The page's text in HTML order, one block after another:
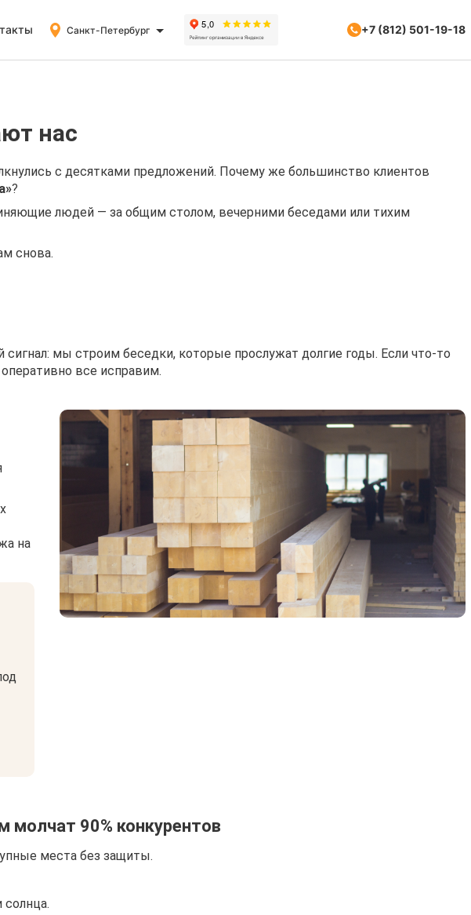
Санкт-Петербург +7 (812) 501-19-18
нас
с десятками предложений. Почему же большинство клиентов
?
людей — за общим столом, вечерними беседами или тихим
снова.
мы строим беседки, которые прослужат долгие годы. Если что-то
все исправим.
на
молчат 90% конкурентов
места без защиты.
солнца.